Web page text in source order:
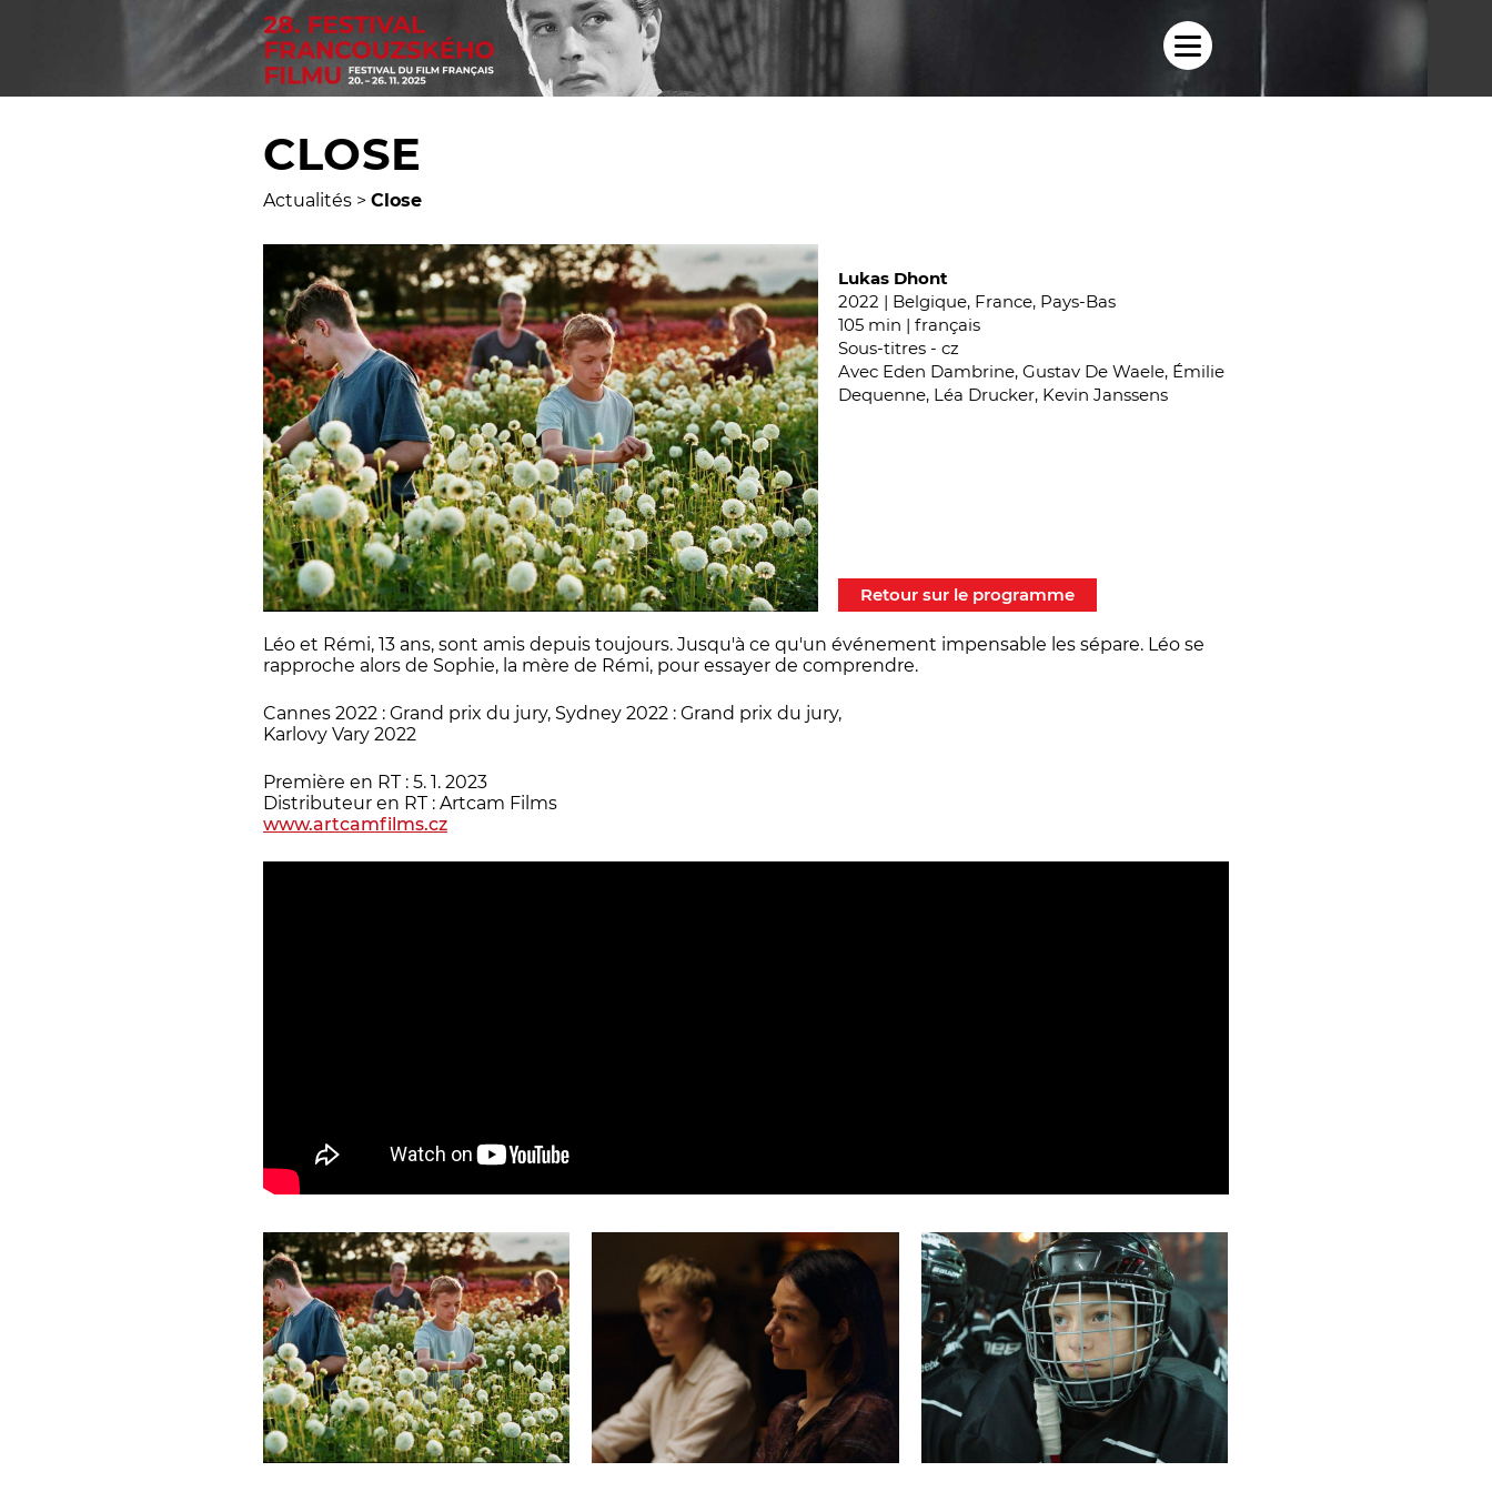
CLOSE
Actualités > Close
Lukas Dhont
2022 | Belgique, France, Pays-Bas
105 min | français
Sous-titres - cz
Avec Eden Dambrine, Gustav De Waele, Émilie
Dequenne, Léa Drucker, Kevin Janssens
Retour sur le programme
Léo et Rémi, 13 ans, sont amis depuis toujours. Jusqu'à ce qu'un événement impensable les sépare. Léo se
rapproche alors de Sophie, la mère de Rémi, pour essayer de comprendre.
Cannes 2022 : Grand prix du jury, Sydney 2022 : Grand prix du jury,
Karlovy Vary 2022
Première en RT : 5. 1. 2023
Distributeur en RT : Artcam Films
www.artcamfilms.cz